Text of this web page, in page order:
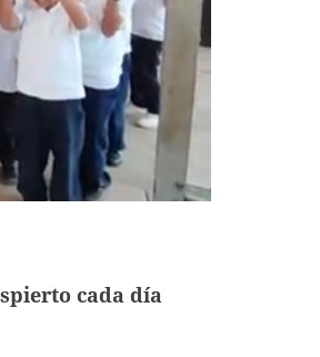
cada día